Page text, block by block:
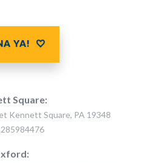
YA!
Square:
Kennett Square, PA 19348